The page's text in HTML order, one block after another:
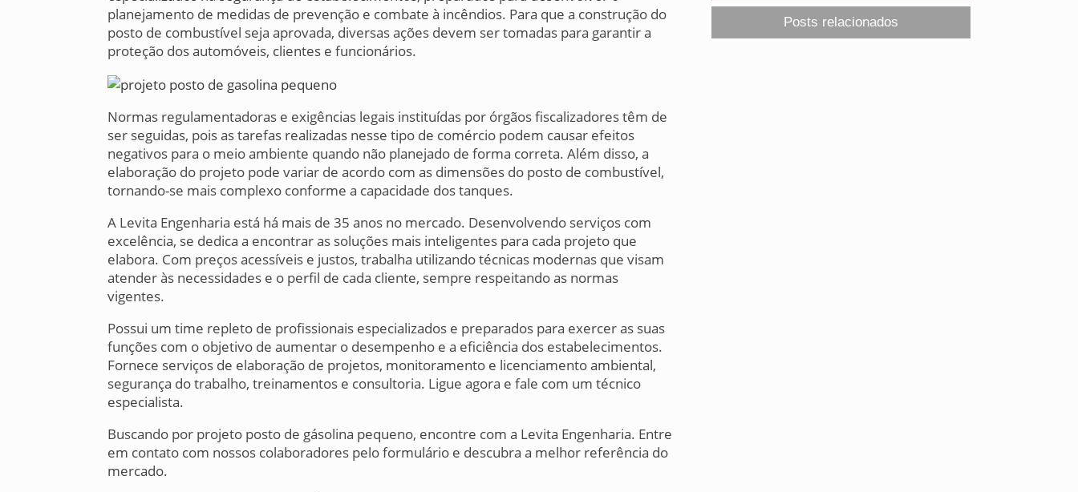
planejamento de medidas de prevenção e combate à incêndios. Para que a construção do
posto de combustível seja aprovada, diversas ações devem ser tomadas para garantir a
proteção dos automóveis, clientes e funcionários.
Normas regulamentadoras e exigências legais instituídas por órgãos fiscalizadores têm de
ser seguidas, pois as tarefas realizadas nesse tipo de comércio podem causar efeitos
negativos para o meio ambiente quando não planejado de forma correta. Além disso, a
elaboração do projeto pode variar de acordo com as dimensões do posto de combustível,
tornando-se mais complexo conforme a capacidade dos tanques.
A Levita Engenharia está há mais de 35 anos no mercado. Desenvolvendo serviços com
excelência, se dedica a encontrar as soluções mais inteligentes para cada projeto que
elabora. Com preços acessíveis e justos, trabalha utilizando técnicas modernas que visam
atender às necessidades e o perfil de cada cliente, sempre respeitando as normas
vigentes.
Possui um time repleto de profissionais especializados e preparados para exercer as suas
funções com o objetivo de aumentar o desempenho e a eficiência dos estabelecimentos.
Fornece serviços de elaboração de projetos, monitoramento e licenciamento ambiental,
segurança do trabalho, treinamentos e consultoria. Ligue agora e fale com um técnico
especialista.
Buscando por projeto posto de gásolina pequeno, encontre com a Levita Engenharia. Entre
em contato com nossos colaboradores pelo formulário e descubra a melhor referência do
mercado.
Posts relacionados